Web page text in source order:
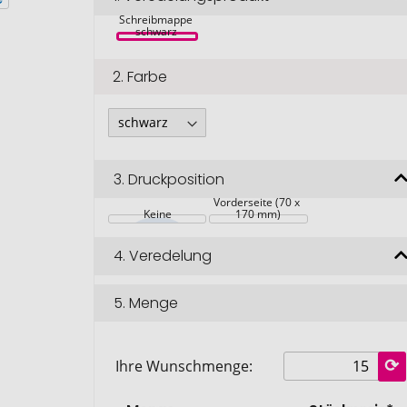
Schreibmappe
schwarz
2.Farbe
3.Druckposition
Keine
Vorderseite (70 x
170 mm)
4.Veredelung
5.Menge
Ihre Wunschmenge: